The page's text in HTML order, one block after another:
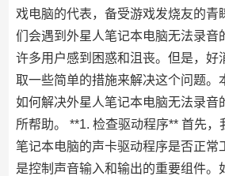
戏电脑的代表，备受游戏发烧友的青
们会遇到外星人笔记本电脑无法录音
许多用户感到困惑和沮丧。但是，好
取一些简单的措施来解决这个问题。
如何解决外星人笔记本电脑无法录音
所帮助。 **1. 检查驱动程序** 首先，
笔记本电脑的声卡驱动程序是否正常
是控制声音输入和输出的重要组件。